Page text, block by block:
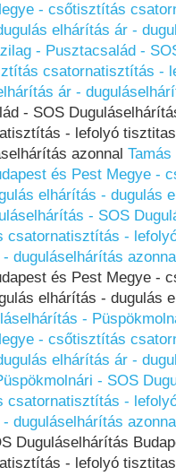
- csőtisztítás
elhárítás ár -
- Pusztacsalád -
csatornatisztítás -
ár -
- SOS
- lefolyó
azonnal
és Pest Megye -
elhárítás - dugulás
- SOS
csatornatisztítás -
duguláselhárítás
és Pest Megye -
elhárítás - dugulás
-
- csőtisztítás
elhárítás ár -
- SOS
csatornatisztítás -
duguláselhárítás
Duguláselhárítás
- lefolyó